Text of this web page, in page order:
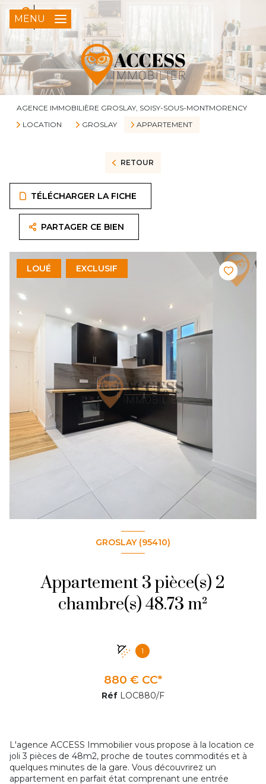
0
FR
MENU
AGENCE IMMOBILIÈRE GROSLAY, SOISY-SOUS-MONTMORENCY
LOCATION
GROSLAY APPARTEMENT
RETOUR
TÉLÉCHARGER LA FICHE
PARTAGER CE BIEN
LOUÉ EXCLUSIF
GROSLAY (95410)
Appartement 3 pièce(s) 2
chambre(s) 48.73 m²
1
880 € CC*
Réf LOC880/F
L'agence ACCESS Immobilier vous propose à la location ce
joli 3 pièces de 48m2, proche de toutes commodités et à
quelques minutes de la gare. Vous découvrirez un
appartement en parfait état comprenant une entrée